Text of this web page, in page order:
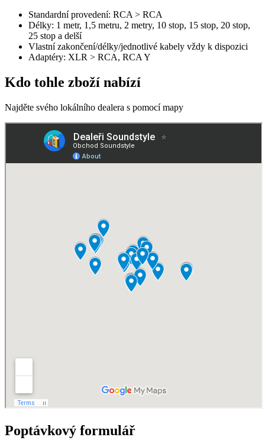
Standardní provedení: RCA > RCA
Délky: 1 metr, 1,5 metru, 2 metry, 10 stop, 15 stop, 20 stop,
25 stop a delší
Vlastní zakončení/délky/jednotlivé kabely vždy k dispozici
Adaptéry: XLR > RCA, RCA Y
Kdo tohle zboží nabízí
Najděte svého lokálního dealera s pomocí mapy
Poptávkový formulář